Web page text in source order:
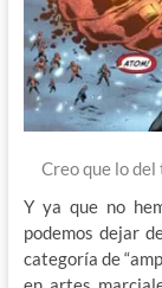
Creo que lo
Y ya que no
podemos dejar
categoría de